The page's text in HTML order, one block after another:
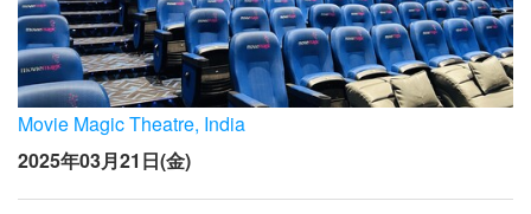
サポート
言語/地域
Movie Magic Theatre, India
2025年03月21日(金)